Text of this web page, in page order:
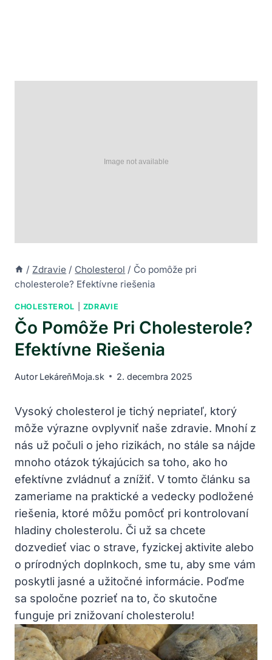
/ Zdravie / Cholesterol / Čo pomôže pri
cholesterole? Efektívne riešenia
CHOLESTEROL ZDRAVIE
Čo Pomôže Pri Cholesterole?
Efektívne Riešenia
Autor LekáreňMoja.sk 2. decembra 2025
Vysoký cholesterol je tichý nepriateľ, ktorý
môže výrazne ovplyvniť naše zdravie. Mnohí z
nás už počuli o jeho rizikách, no stále sa nájde
mnoho otázok týkajúcich sa toho, ako ho
efektívne zvládnuť a znížiť. V tomto článku sa
zameriame na praktické a vedecky podložené
riešenia, ktoré môžu pomôcť pri kontrolovaní
hladiny cholesterolu. Či už sa chcete
dozvedieť viac o strave, fyzickej aktivite alebo
o prírodných doplnkoch, sme tu, aby sme vám
poskytli jasné a užitočné informácie. Poďme
sa spoločne pozrieť na to, čo skutočne
funguje pri znižovaní cholesterolu!